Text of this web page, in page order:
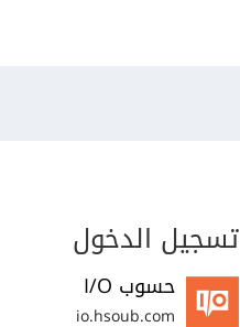
تسجيل الدخول
حسوب I/O
io.hsoub.com